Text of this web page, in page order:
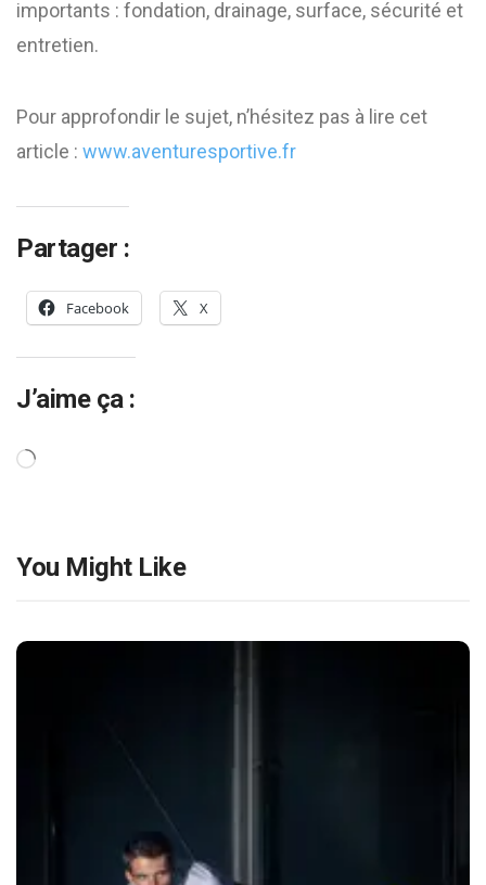
importants : fondation, drainage, surface, sécurité et
entretien.
Pour approfondir le sujet, n’hésitez pas à lire cet
article : www.aventuresportive.fr
Partager :
Facebook X
J’aime ça :
Chargement…
You Might Like